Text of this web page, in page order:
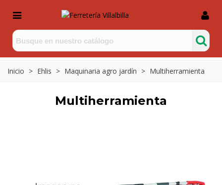
Inicio > Ehlis > Maquinaria agro jardín > Multiherramienta
Multiherramienta